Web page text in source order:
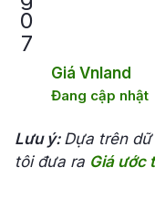
Giá Vnland
Đang cập nhật
Lưu ý: Dựa trên
tôi đưa ra Giá ước